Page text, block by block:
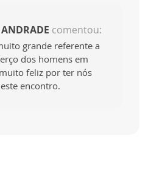
comentou:
grande referente a
dos homens em
feliz por ter nós
encontro.